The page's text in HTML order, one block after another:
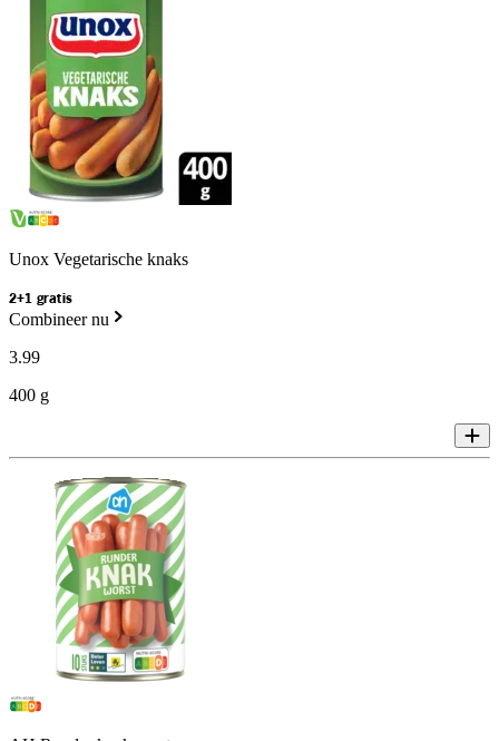
Unox Vegetarische knaks
2+1 gratis
Combineer nu
3.99
400 g